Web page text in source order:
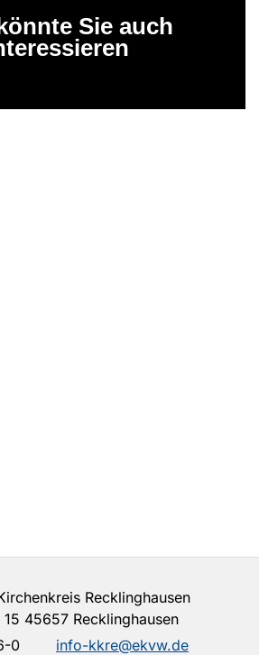
Sie auch
Recklinghausen
45657 Recklinghausen
0 info-kkre@ekvw.de